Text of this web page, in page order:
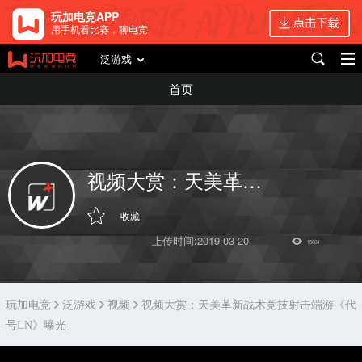
玩加电竞APP
用手机看比赛，聊电竞
泛游戏
首页
视频大赏：天美革新战术竞技射击端游《代号LN》曝光 ​​​​
收藏
上传时间:2019-03-20 15824
玩加电竞 泛游戏 视频
视频大赏：天美革新战术竞技射击端游《代
号LN》曝光 ​​​​